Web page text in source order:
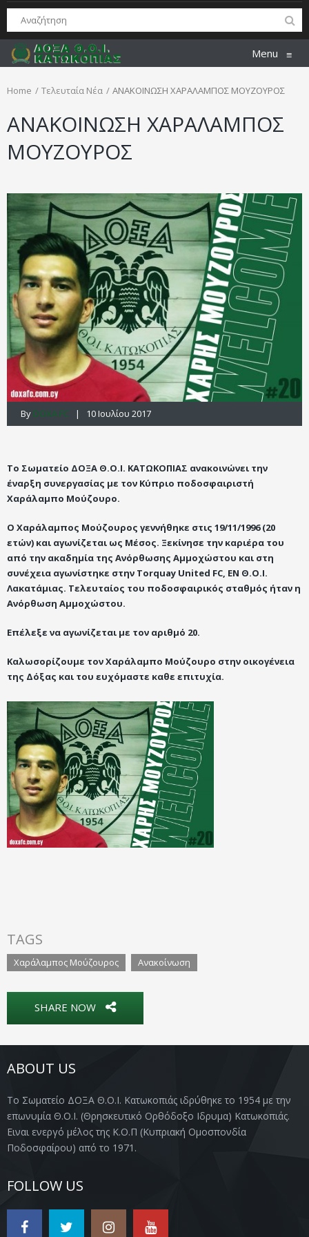
Menu ≡
Home Τελευταία Νέα ΑΝΑΚΟΙΝΩΣΗ ΧΑΡΑΛΑΜΠΟΣ ΜΟΥΖΟΥΡΟΣ
ΑΝΑΚΟΙΝΩΣΗ ΧΑΡΑΛΑΜΠΟΣ
ΜΟΥΖΟΥΡΟΣ
By DOXA FC | 10 Ιουλίου 2017
Το Σωματείο ΔΟΞΑ Θ.Ο.Ι. ΚΑΤΩΚΟΠΙΑΣ ανακοινώνει την
έναρξη συνεργασίας με τον Κύπριο ποδοσφαιριστή
Χαράλαμπο Μούζουρο.
Ο Χαράλαμπος Μούζουρος γεννήθηκε στις 19/11/1996 (20
ετών) και αγωνίζεται ως Μέσος. Ξεκίνησε την καριέρα του
από την ακαδημία της Ανόρθωσης Αμμοχώστου και στη
συνέχεια αγωνίστηκε στην Torquay United FC, ΕΝ Θ.Ο.Ι.
Λακατάμιας. Τελευταίος του ποδοσφαιρικός σταθμός ήταν η
Ανόρθωση Αμμοχώστου.
Επέλεξε να αγωνίζεται με τον αριθμό 20.
Καλωσορίζουμε τον Χαράλαμπο Μούζουρο στην οικογένεια
της Δόξας και του ευχόμαστε καθε επιτυχία.
TAGS
Χαράλαμπος Μούζουρος Ανακοίνωση
SHARE NOW
ABOUT US
Το Σωματείο ΔΟΞΑ Θ.Ο.Ι. Κατωκοπιάς ιδρύθηκε το 1954 με την
επωνυμία Θ.Ο.Ι. (Θρησκευτικό Ορθόδοξο Ιδρυμα) Κατωκοπιάς.
Ειναι ενεργό μέλος της Κ.Ο.Π (Κυπριακή Ομοσπονδία
Ποδοσφαίρου) από το 1971.
FOLLOW US